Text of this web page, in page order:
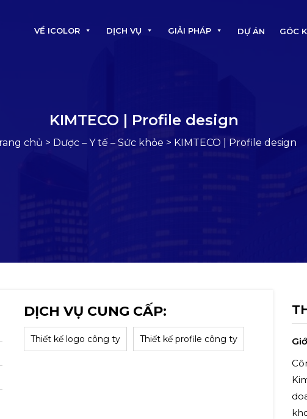
VỀ ICOLOR DỊCH VỤ GIẢI PHÁP DỰ ÁN GÓC
KIMTECO | Profile design
chủ > Dược – Y tế – Sức khỏe > KIMTECO | Profile design
DỊCH VỤ CUNG CẤP:
Thiết kế logo công ty Thiết kế profile công ty